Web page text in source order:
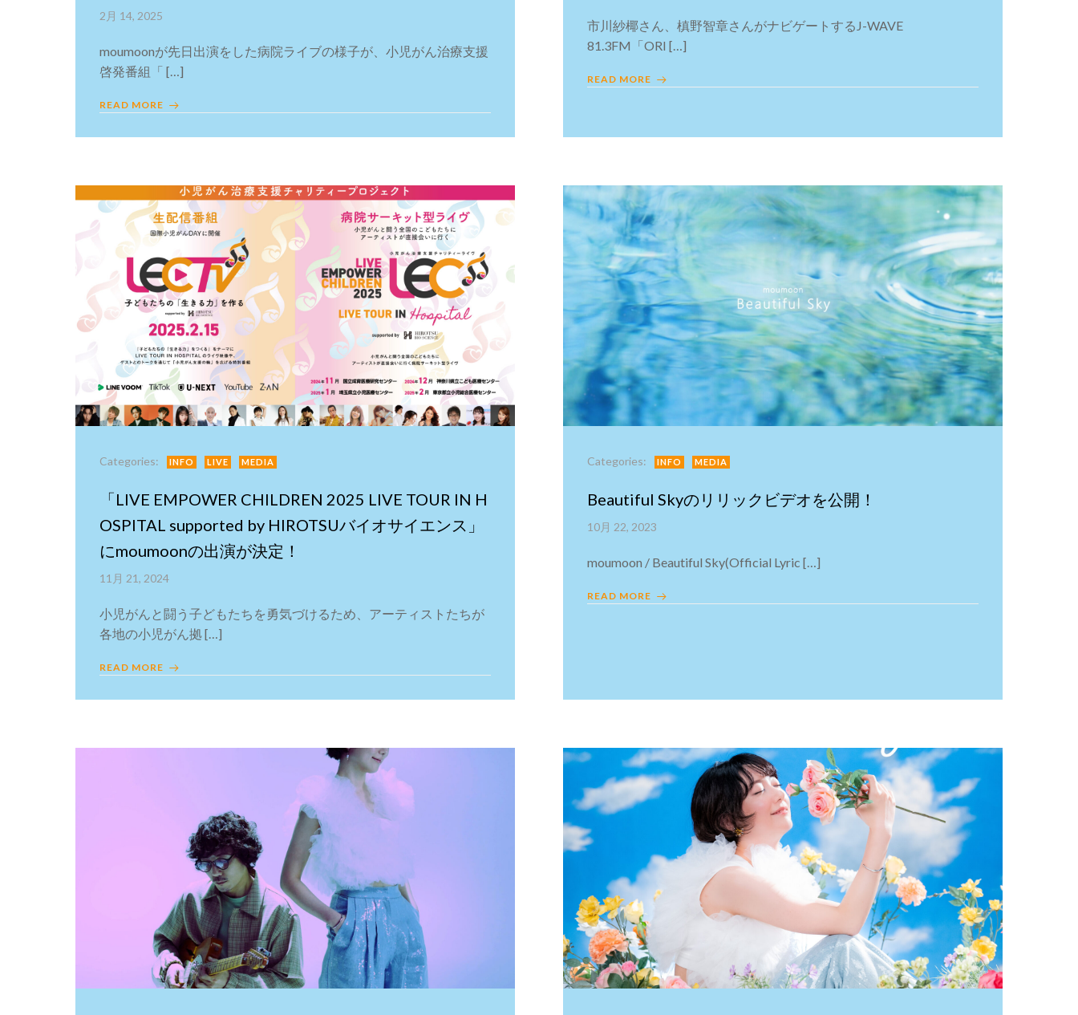
2月 14, 2025
moumoonが先日出演をした病院ライブの様子が、小児がん治療支援
啓発番組「 […]
READ MORE
市川紗椰さん、槙野智章さんがナビゲートするJ-WAVE
81.3FM「ORI […]
READ MORE
Categories: INFO LIVE MEDIA
「LIVE EMPOWER CHILDREN 2025 LIVE TOUR IN H
OSPITAL supported by HIROTSUバイオサイエンス」
にmoumoonの出演が決定！
11月 21, 2024
小児がんと闘う子どもたちを勇気づけるため、アーティストたちが
各地の小児がん拠 […]
READ MORE
Categories: INFO MEDIA
Beautiful Skyのリリックビデオを公開！
10月 22, 2023
moumoon / Beautiful Sky(Official Lyric […]
READ MORE